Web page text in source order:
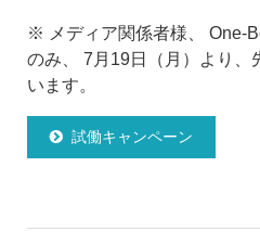
※ メディア関係者様、 One-
のみ、 7月19日（月）より、
います。
試働キャンペーン